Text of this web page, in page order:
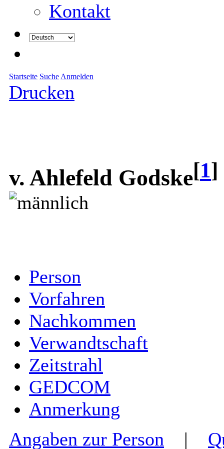
Kontakt
Startseite Suche Anmelden
Drucken
v. Ahlefeld Godske[1]
Person
Vorfahren
Nachkommen
Verwandtschaft
Zeitstrahl
GEDCOM
Anmerkung
Angaben zur Person |